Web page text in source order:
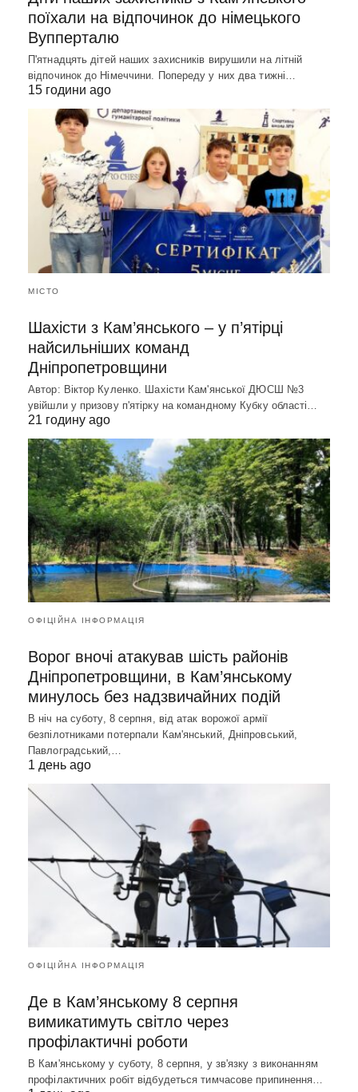
поїхали на відпочинок до німецького
Вупперталю
П'ятнадцять дітей наших захисників вирушили на літній
відпочинок до Німеччини. Попереду у них два тижні…
15 години ago
МІСТО
Шахісти з Кам’янського – у п’ятірці
найсильніших команд
Дніпропетровщини
Автор: Віктор Куленко. Шахісти Кам'янської ДЮСШ №3
увійшли у призову п'ятірку на командному Кубку області…
21 годину ago
ОФІЦІЙНА ІНФОРМАЦІЯ
Ворог вночі атакував шість районів
Дніпропетровщини, в Кам’янському
минулось без надзвичайних подій
В ніч на суботу, 8 серпня, від атак ворожої армії
безпілотниками потерпали Кам'янський, Дніпровський,
Павлоградський,…
1 день ago
ОФІЦІЙНА ІНФОРМАЦІЯ
Де в Кам’янському 8 серпня
вимикатимуть світло через
профілактичні роботи
В Кам'янському у суботу, 8 серпня, у зв'язку з виконанням
профілактичних робіт відбудеться тимчасове припинення…